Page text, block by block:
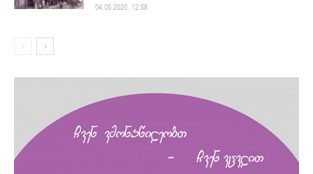
04.05.2020. 12:58